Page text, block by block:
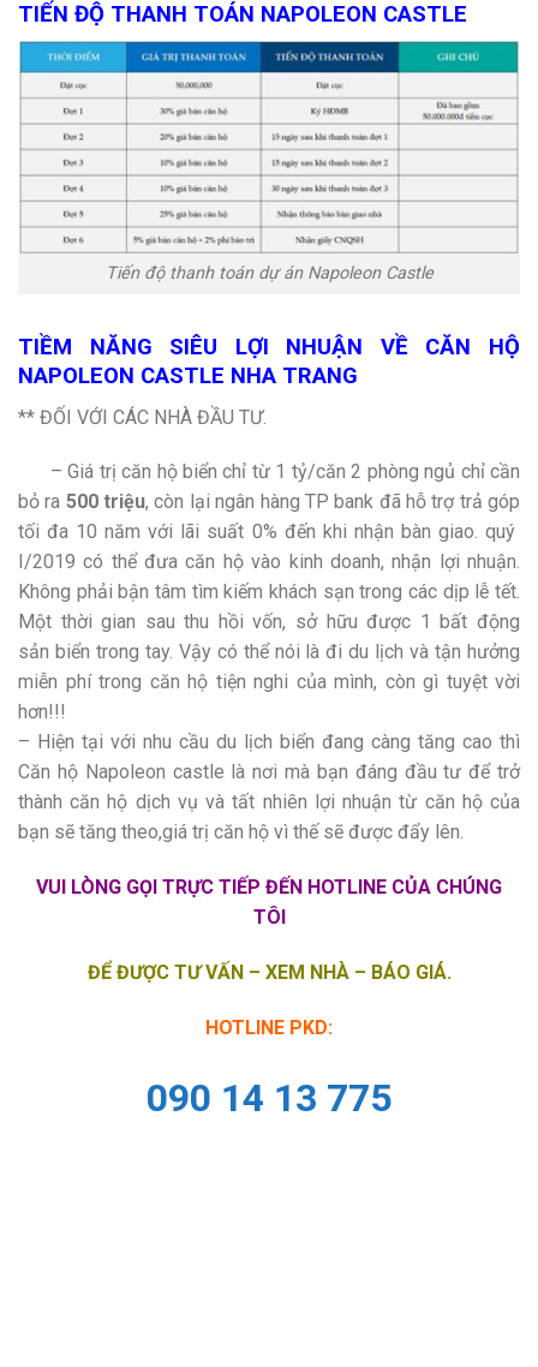
TIẾN ĐỘ THANH TOÁN NAPOLEON CASTLE
Tiến độ thanh toán dự án Napoleon Castle
TIỀM NĂNG SIÊU LỢI NHUẬN VỀ CĂN HỘ
NAPOLEON CASTLE NHA TRANG
** ĐỐI VỚI CÁC NHÀ ĐẦU TƯ.
– Giá trị căn hộ biển chỉ từ 1 tỷ/căn 2 phòng ngủ chỉ cần
bỏ ra 500 triệu, còn lại ngân hàng TP bank đã hỗ trợ trả góp
tối đa 10 năm với lãi suất 0% đến khi nhận bàn giao. quý
I/2019 có thể đưa căn hộ vào kinh doanh, nhận lợi nhuận.
Không phải bận tâm tìm kiếm khách sạn trong các dịp lễ tết.
Một thời gian sau thu hồi vốn, sở hữu được 1 bất động
sản biển trong tay. Vậy có thể nói là đi du lịch và tận hưởng
miễn phí trong căn hộ tiện nghi của mình, còn gì tuyệt vời
hơn!!!
– Hiện tại với nhu cầu du lịch biển đang càng tăng cao thì
Căn hộ Napoleon castle là nơi mà bạn đáng đầu tư để trở
thành căn hộ dịch vụ và tất nhiên lợi nhuận từ căn hộ của
bạn sẽ tăng theo,giá trị căn hộ vì thế sẽ được đẩy lên.
VUI LÒNG GỌI TRỰC TIẾP ĐẾN HOTLINE CỦA CHÚNG
TÔI
ĐỂ ĐƯỢC TƯ VẤN – XEM NHÀ – BÁO GIÁ.
HOTLINE PKD:
090 14 13 775